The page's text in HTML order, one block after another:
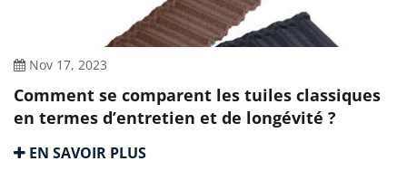
Nov 17, 2023
Comment se comparent les tuiles classiques
en termes d’entretien et de longévité ?
EN SAVOIR PLUS